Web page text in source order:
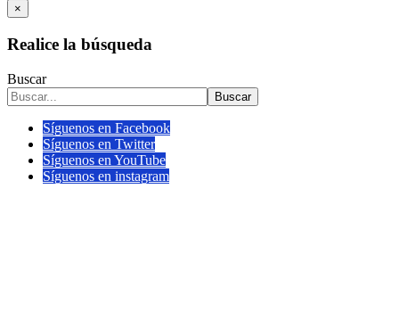
×
Realice la búsqueda
Buscar
Buscar
Síguenos en Facebook
Síguenos en Twitter
Síguenos en YouTube
Síguenos en instagram